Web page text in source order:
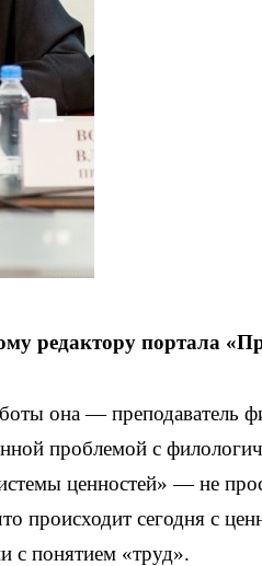
редактору портала
она — преподаватель
проблемой с
ценностей» — не
сегодня с
с понятием «труд».